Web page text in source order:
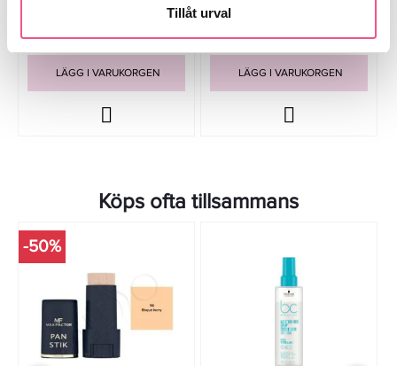
Tillåt urval
LÄGG I VARUKORGEN
Rek. pris 519 kr
LÄGG I VARUKORGEN
Köps ofta tillsammans
-50%